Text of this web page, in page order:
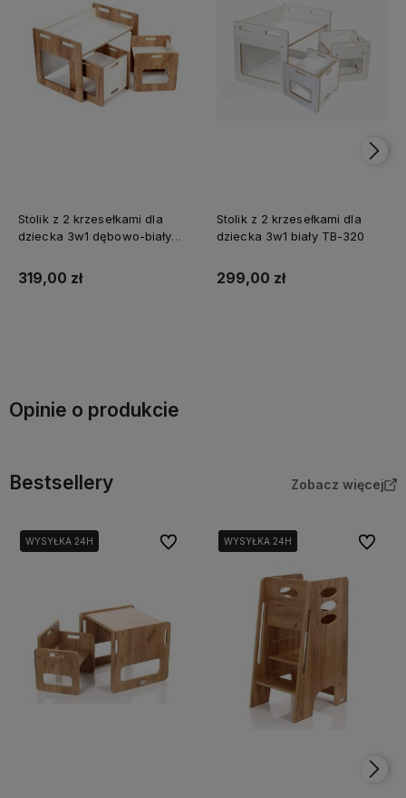
Stolik z 2 krzesełkami dla
dziecka 3w1 dębowo-biały
319,00 zł
Stolik z 2 krzesełkami dla
dziecka 3w1 biały TB-320
299,00 zł
Opinie o produkcie
Bestsellery Zobacz więcej
WYSYŁKA 24H Do ulubionychWYSYŁKA 24H
WYSYŁKA 24H
WYSYŁKA 24H Do